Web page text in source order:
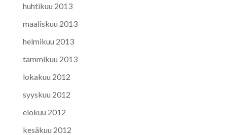
huhtikuu 2013
maaliskuu 2013
helmikuu 2013
tammikuu 2013
lokakuu 2012
syyskuu 2012
elokuu 2012
kesäkuu 2012